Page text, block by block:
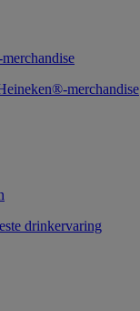
merchandise
drinkervaring